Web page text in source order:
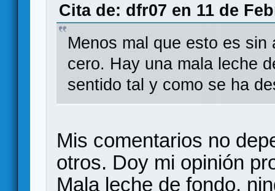
Cita de: dfr07 en 11 de
Menos mal que esto es
cero. Hay una mala leche
sentido tal y como se ha
Mis comentarios no
otros. Doy mi opinión
Mala leche de fondo,